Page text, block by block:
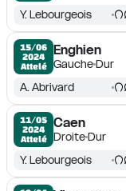
Y. Lebourgeois
15/06
2024
Attelé
Enghien
GaucheDur
A. Abrivard
11/05
2024
Attelé
Caen
DroiteDur
Y. Lebourgeois